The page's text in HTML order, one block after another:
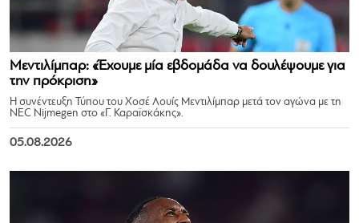
Μεντιλίμπαρ: «Έχουμε μία εβδομάδα να δουλέψουμε για
την πρόκριση»
Η συνέντευξη Τύπου του Χοσέ Λουίς Μεντιλίμπαρ μετά τον αγώνα με τη
NEC Nijmegen στο «Γ. Καραϊσκάκης».
05.08.2026